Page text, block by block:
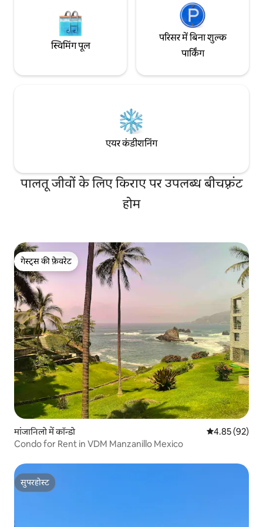
स्विमिंग पूल
परिसर में बिना शुल्क
पार्किंग
एयर कंडीशनिंग
पालतू जीवों के लिए किराए पर उपलब्ध बीचफ़्रंट
होम
गेस्ट्स की फ़ेवरेट
गेस्ट्स की फ़ेवरेट
मांजानिलो में कॉन्डो औसत रेटिंग 5 में
4.85 (92)
Condo for Rent in VDM Manzanillo Mexico
सुपरहोस्ट
सुपरहोस्ट